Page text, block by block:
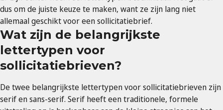
dus om de juiste keuze te maken, want ze zijn lang niet
allemaal geschikt voor een sollicitatiebrief.
Wat zijn de belangrijkste
lettertypen voor
sollicitatiebrieven?
De twee belangrijkste lettertypen voor sollicitatiebrieven zijn
serif en sans-serif. Serif heeft een traditionele, formele